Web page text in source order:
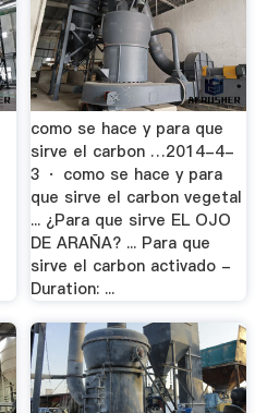
como se hace y para que
sirve el carbon …2014-4-
3 · como se hace y para
que sirve el carbon vegetal
... ¿Para que sirve EL OJO
DE ARAÑA? ... Para que
sirve el carbon activado -
Duration: ...